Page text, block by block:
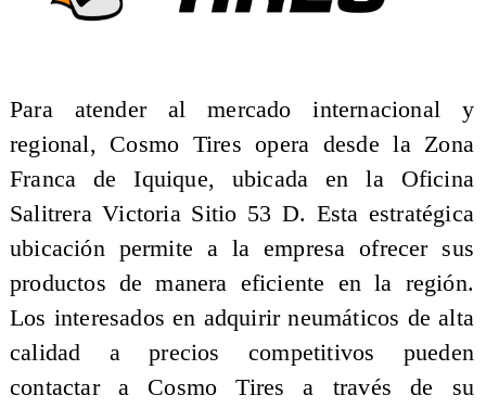
​Para atender al mercado internacional y
regional, Cosmo Tires opera desde la Zona
Franca de Iquique, ubicada en la Oficina
Salitrera Victoria Sitio 53 D. Esta estratégica
ubicación permite a la empresa ofrecer sus
productos de manera eficiente en la región.
Los interesados en adquirir neumáticos de alta
calidad a precios competitivos pueden
contactar a Cosmo Tires a través de su